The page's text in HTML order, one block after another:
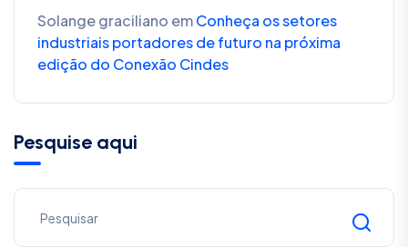
Solange graciliano emConheça os setores
industriais portadores de futuro na próxima
edição do Conexão Cindes
Pesquise aqui